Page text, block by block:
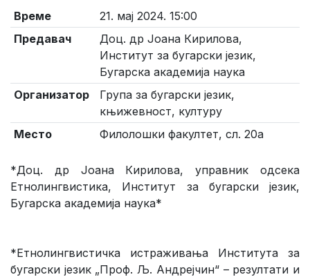
Време
21. мај 2024. 15:00
Предавач
Доц. др Јоана Кирилова,
Институт за бугарски језик,
Бугарска академија наука
Организатор
Група за бугарски језик,
књижевност, културу
Место
Филолошки факултет, сл. 20а
*Доц. др Јоана Кирилова, управник одсека
Етнолингвистика, Институт за бугарски језик,
Бугарска академија наука*
*Етнолингвистичка истраживања Института за
бугарски језик „Проф. Љ. Андрејчин“ – резултати и